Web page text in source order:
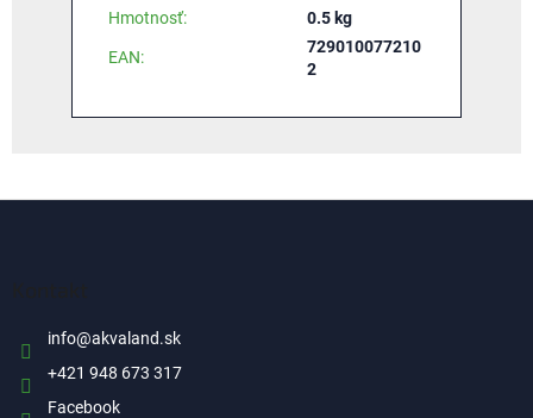
Hmotnosť: 0.5 kg
EAN:
729010077210
2
info@akvaland.sk
+421 948 673 317
Facebook